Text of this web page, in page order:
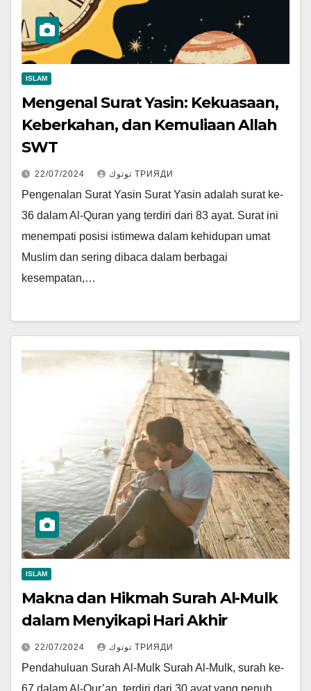
ISLAM
Mengenal Surat Yasin: Kekuasaan,
Keberkahan, dan Kemuliaan Allah
SWT
22/07/2024 توتوك ТРИЯДИ
Pengenalan Surat Yasin Surat Yasin adalah surat ke-
36 dalam Al-Quran yang terdiri dari 83 ayat. Surat ini
menempati posisi istimewa dalam kehidupan umat
Muslim dan sering dibaca dalam berbagai
kesempatan,…
ISLAM
Makna dan Hikmah Surah Al-Mulk
dalam Menyikapi Hari Akhir
22/07/2024 توتوك ТРИЯДИ
Pendahuluan Surah Al-Mulk Surah Al-Mulk, surah ke-
67 dalam Al-Qur’an, terdiri dari 30 ayat yang penuh